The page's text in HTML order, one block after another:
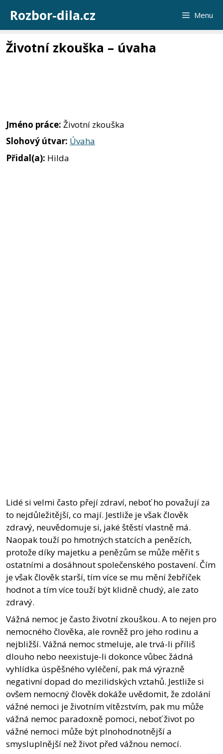
obsah
Rozbor-dila.cz Menu
Životní zkouška – úvaha
Jméno práce: Životní zkouška
Slohový útvar: Úvaha
Přidal(a): Hilda
Lidé si velmi často přejí zdraví, neboť ho považují za
to nejdůležitější, co mají. Jestliže je však člověk
zdravý, neuvědomuje si, jaké štěstí vlastně má.
Naopak touží po hmotných statcích a penězích,
protože díky majetku a penězům se může měřit s
ostatními a dosáhnout společenského postavení. Čím
je však člověk starší, tím více se mu mění žebříček
hodnot a tím více touží být klidně chudý, ale zato
zdravý.
Vážná nemoc je často životní zkouškou. A to nejen pro
nemocného člověka, ale rovněž pro jeho rodinu a
nejbližší. Vážná nemoc stmeluje, ale trvá-li příliš
dlouho nebo neexistuje-li dokonce vůbec žádná
vyhlídka úspěšného vyléčení, pak má výrazně
negativní dopad do mezilidských vztahů. Jestliže si
ovšem nemocný člověk dokáže uvědomit, že zdolání
vážné nemoci je životním vítězstvím, pak mu může
vážná nemoc paradoxně pomoci, neboť život po
vážné nemoci může být plnohodnotnější a
smysluplnější než život před vážnou nemocí.